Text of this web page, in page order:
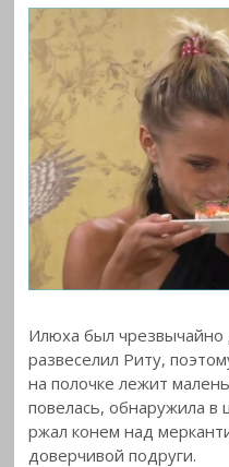
Илюха был чрезвычайно
развеселил Риту,
на полочке лежит
повелась, обнаружила в
ржал конем над
доверчивой подруги.